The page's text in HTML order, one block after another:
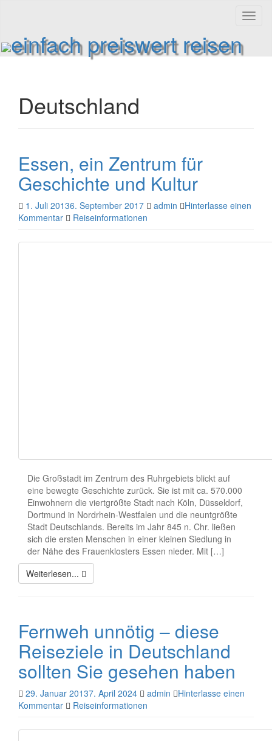
einfach preiswert reisen
Reiseinformationen und Reisetipps
Deutschland
Essen, ein Zentrum für
Geschichte und Kultur
1. Juli 20136. September 2017 admin
Hinterlasse einen
Kommentar
Reiseinformationen
Die Großstadt im Zentrum des Ruhrgebiets blickt auf
eine bewegte Geschichte zurück. Sie ist mit ca. 570.000
Einwohnern die viertgrößte Stadt nach Köln, Düsseldorf,
Dortmund in Nordrhein-Westfalen und die neuntgrößte
Stadt Deutschlands. Bereits im Jahr 845 n. Chr. ließen
sich die ersten Menschen in einer kleinen Siedlung in
der Nähe des Frauenklosters Essen nieder. Mit […]
Weiterlesen...
Fernweh unnötig – diese
Reiseziele in Deutschland
sollten Sie gesehen haben
29. Januar 20137. April 2024 admin
Hinterlasse einen
Kommentar
Reiseinformationen